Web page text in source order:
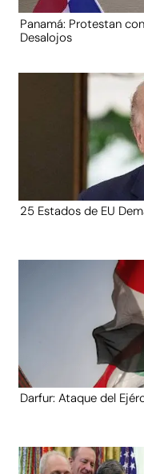
Panamá: Protestan
Desalojos
25 Estados de EU
Darfur: Ataque del